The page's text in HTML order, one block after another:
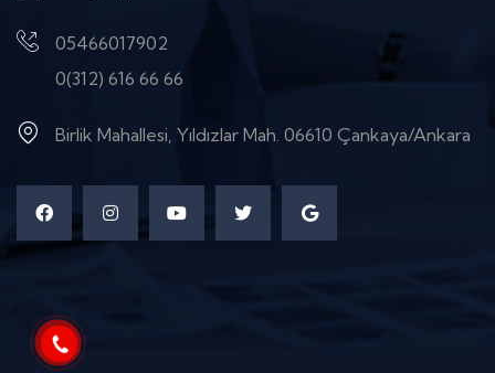
05466017902
0(312) 616 66 66
Birlik Mahallesi, Yıldızlar Mah. 06610 Çankaya/Ankara